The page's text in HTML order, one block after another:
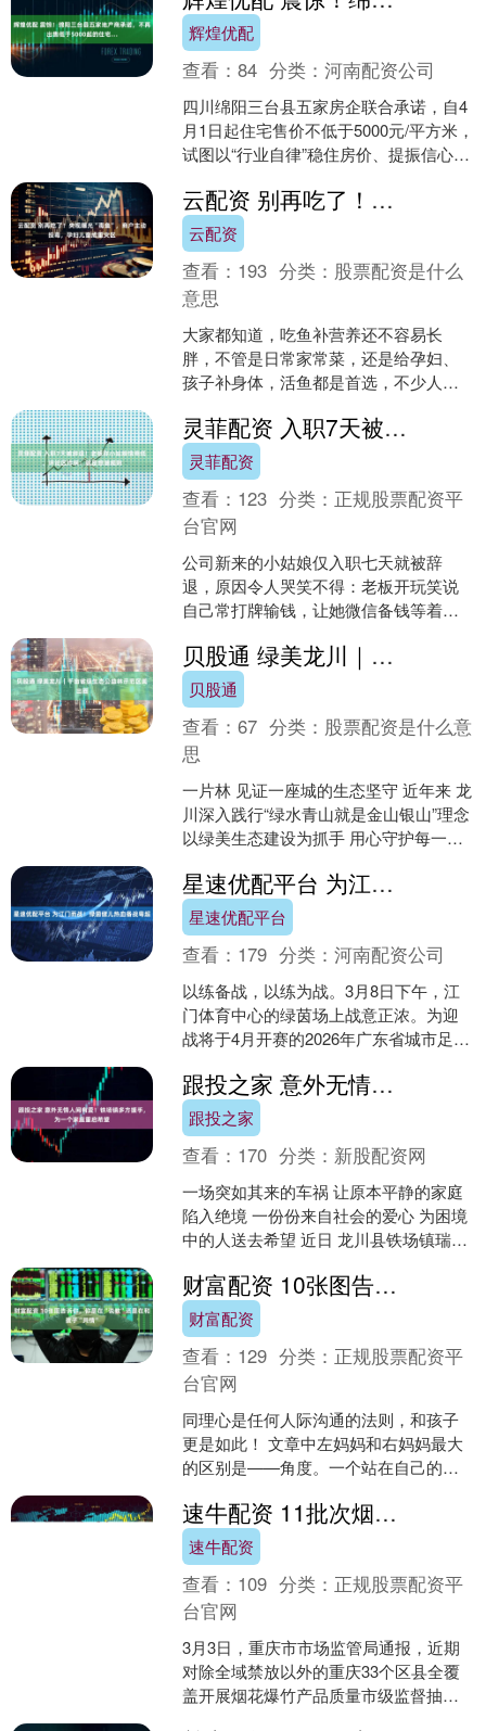
辉煌优配
查看：84 分类：河南配资公司
四川绵阳三台县五家房企联合承诺，自4
月1日起住宅售价不低于5000元/平方米，
试图以“行业自律”稳住房价、提振信心。
避免房价....
云配资 别再吃了！央视曝光“毒鱼”，商户主动投毒，孕妇儿童成重灾区
云配资
查看： 193 分类： 股票配资是什么
意思
大家都知道，吃鱼补营养还不容易长
胖，不管是日常家常菜，还是给孕妇、
孩子补身体，活鱼都是首选，不少人买
蹦乱跳的，觉得这样才新鲜、....
灵菲配资 入职7天被辞退！老板称小姑娘情商低，评论区炸锅：就是想潜规则
灵菲配资
查看： 123 分类： 正规股票配资平
台官网
公司新来的小姑娘仅入职七天就被辞
退，原因令人哭笑不得：老板开玩笑说
自己常打牌输钱，让她微信备钱等着
婆”，老板当场尴尬，随即以“....
贝股通 绿美龙川｜千亩省级生态公益林示范区美出圈
贝股通
查看：67 分类： 股票配资是什么意
思
一片林 见证一座城的生态坚守 近年来 龙
川深入践行“绿水青山就是金山银山”理念
以绿美生态建设为抓手 用心守护每一寸
示范....
星速优配平台 为江门而战！绿茵健儿热血备战粤超
星速优配平台
查看： 179 分类：河南配资公司
以练备战，以练为战。3月8日下午，江
门体育中心的绿茵场上战意正浓。为迎
战将于4月开赛的2026年广东省城市足球
队在此举行了....
跟投之家 意外无情人间有爱！铁场镇多方援手，为一个家庭重启希望
跟投之家
查看： 170 分类： 新股配资网
一场突如其来的车祸 让原本平静的家庭
陷入绝境 一份份来自社会的爱心 为困境
中的人送去希望 近日 龙川县铁场镇瑞厚
政府和社会各....
财富配资 10张图告诉你，你是在“说教”还是在和孩子“共情”
财富配资
查看： 129 分类： 正规股票配资平
台官网
同理心是任何人际沟通的法则，和孩子
更是如此！ 文章中左妈妈和右妈妈最大
的区别是——角度。一个站在自己的角
己的角度，用的是自己....
速牛配资 11批次烟花爆竹抽检不合格 已依法查封扣押
速牛配资
查看： 109 分类： 正规股票配资平
台官网
3月3日，重庆市市场监管局通报，近期
对除全域禁放以外的重庆33个区县全覆
盖开展烟花爆竹产品质量市级监督抽